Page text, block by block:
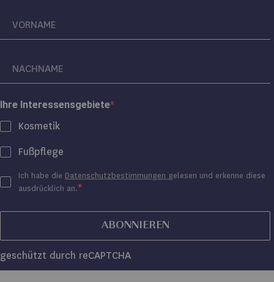
Ihre Interessensgebiete
Kosmetik
Fußpflege
Ich habe die Datenschutzbestimmungen gelesen und erkenne diese
ausdrücklich an.
ABONNIEREN
geschützt durch reCAPTCHA